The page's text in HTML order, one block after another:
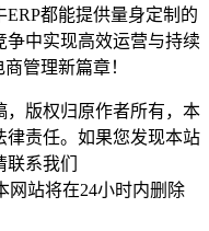
都能提供量身定制的
中实现高效运营与持续
管理新篇章！
，版权归原作者所有，本
律责任。如果您发现本站
系我们
网站将在24小时内删除